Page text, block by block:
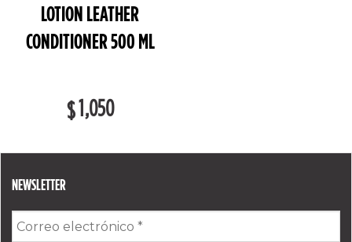
LOTION LEATHER
CONDITIONER 500 ML
$1,050
NEWSLETTER
electrónico